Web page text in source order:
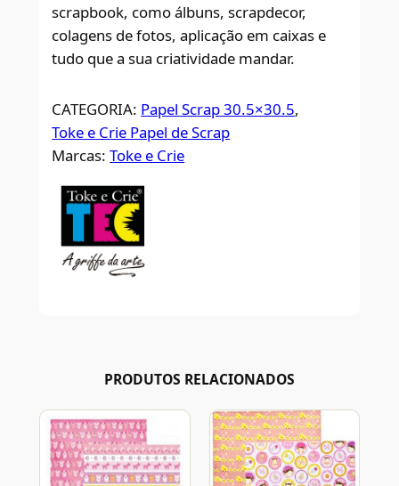
scrapbook, como álbuns, scrapdecor,
colagens de fotos, aplicação em caixas e
tudo que a sua criatividade mandar.
CATEGORIA: Papel Scrap 30.5×30.5
Toke e Crie Papel de Scrap
Marcas:Toke e Crie
PRODUTOS RELACIONADOS